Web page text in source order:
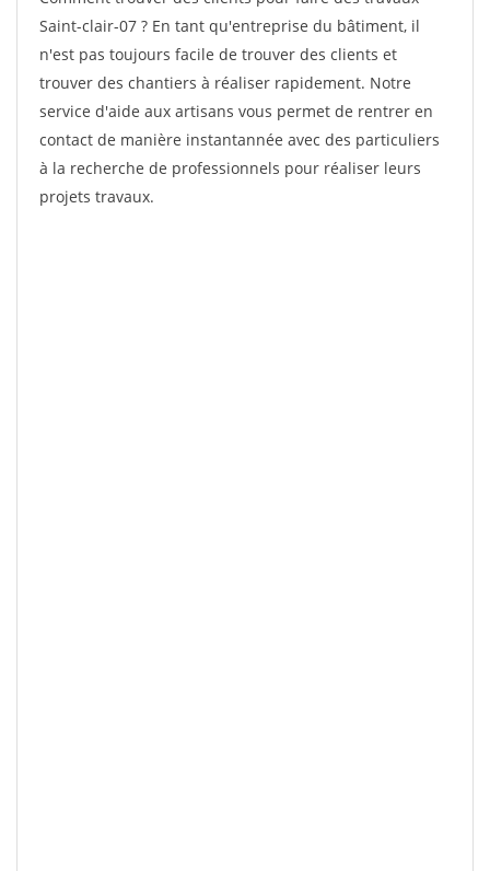
Saint-clair-07 ? En tant qu'entreprise du bâtiment, il
n'est pas toujours facile de trouver des clients et
trouver des chantiers à réaliser rapidement. Notre
service d'aide aux artisans vous permet de rentrer en
contact de manière instantannée avec des particuliers
à la recherche de professionnels pour réaliser leurs
projets travaux.